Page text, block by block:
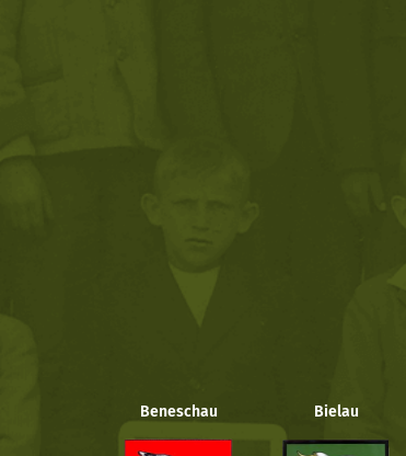
Beneschau Bielau